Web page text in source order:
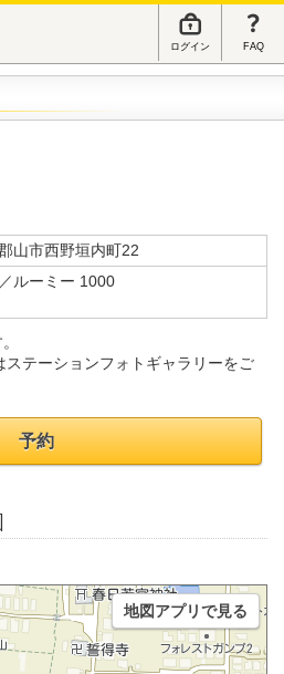
ログイン FAQ
山市西野垣内町22
ルーミー 1000
テーションフォトギャラリーをご
予約
地図アプリで見る